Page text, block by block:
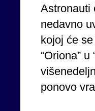
Astronauti
nedavno
kojoj će
“Oriona”
ponovo